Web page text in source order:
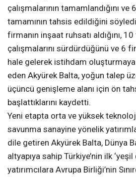
çalışmalarının tamamlandığını
tamamının tahsis edildiğini
firmanın inşaat ruhsatı aldığını,
çalışmalarını sürdürdüğünü ve 6
hale gelerek istihdam oluşturmaya
eden Akyürek Balta, yoğun talep
üçüncü genişleme alanı için ön
başlattıklarını kaydetti.
Yeni etapta orta ve yüksek
savunma sanayine yönelik
dile getiren Akyürek Balta, Dünya
altyapıya sahip Türkiye’nin ilk ‘yeşil
yatırımcılara Avrupa Birliği’nin